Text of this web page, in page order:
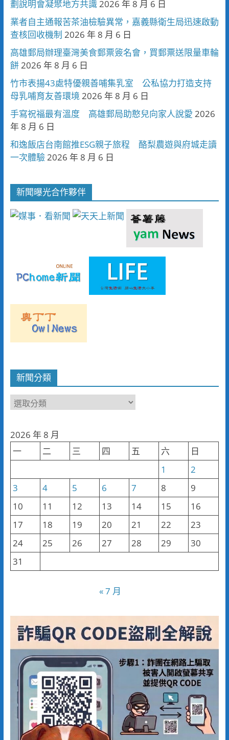
劃說明會凝聚地方共識2026 年 8 月 6 日
業者自主通報苦茶油檢驗異常，嘉義縣衛生局迅速啟動
查核回收機制 2026 年 8 月 6 日
高雄郵局辦理臺灣美食郵票簽名會，買郵票送限量車輪
餅2026 年 8 月 6 日
竹市表揚43處特優親善哺集乳室 公私協力打造支持
母乳哺育友善環境2026 年 8 月 6 日
手寫祝福最有溫度 高雄郵局助憨兒向家人說愛 2026
年 8 月 6 日
和逸飯店台南館推ESG親子旅程 酪梨農遊與府城走讀
一次體驗2026 年 8 月 6 日
新聞曝光合作夥伴
新聞分類
新
類
2026 年 8 月
一
二 三 四 五 六
日
1
2
3
4 5 6 7 8
9
10
11 12 13 14 15
16
17
18 19 20 21 22
23
24
25 26 27 28 29
30
31
« 7 月